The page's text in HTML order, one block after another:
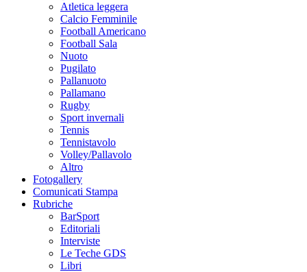
Atletica leggera
Calcio Femminile
Football Americano
Football Sala
Nuoto
Pugilato
Pallanuoto
Pallamano
Rugby
Sport invernali
Tennis
Tennistavolo
Volley/Pallavolo
Altro
Fotogallery
Comunicati Stampa
Rubriche
BarSport
Editoriali
Interviste
Le Teche GDS
Libri